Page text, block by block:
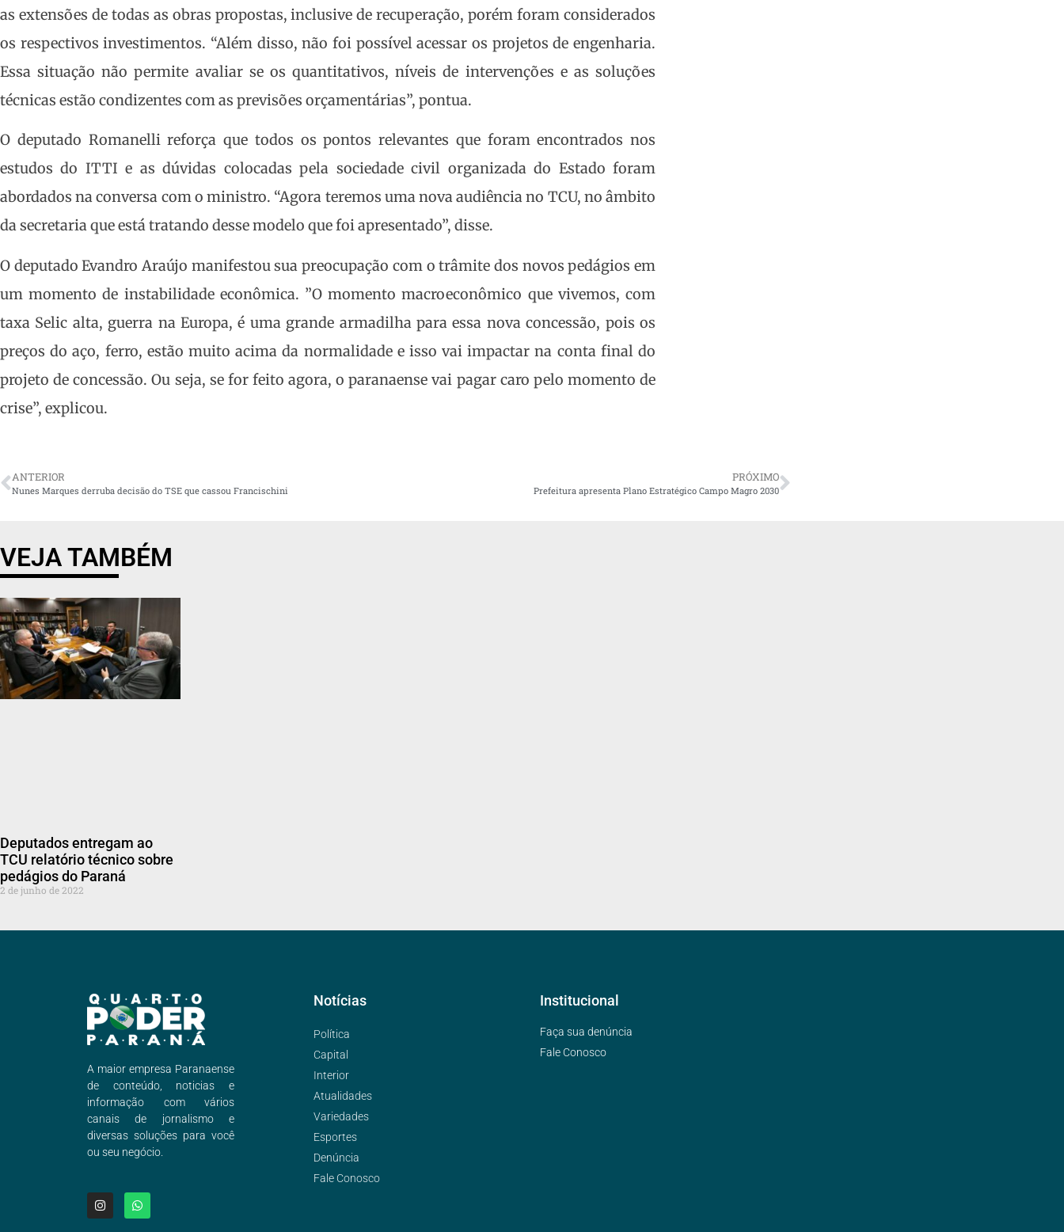
as extensões de todas as obras propostas, inclusive de recuperação, porém foram considerados
os respectivos investimentos. “Além disso, não foi possível acessar os projetos de engenharia.
Essa situação não permite avaliar se os quantitativos, níveis de intervenções e as soluções
técnicas estão condizentes com as previsões orçamentárias”, pontua.
O deputado Romanelli reforça que todos os pontos relevantes que foram encontrados nos
estudos do ITTI e as dúvidas colocadas pela sociedade civil organizada do Estado foram
abordados na conversa com o ministro. “Agora teremos uma nova audiência no TCU, no âmbito
da secretaria que está tratando desse modelo que foi apresentado”, disse.
O deputado Evandro Araújo manifestou sua preocupação com o trâmite dos novos pedágios em
um momento de instabilidade econômica. ”O momento macroeconômico que vivemos, com
taxa Selic alta, guerra na Europa, é uma grande armadilha para essa nova concessão, pois os
preços do aço, ferro, estão muito acima da normalidade e isso vai impactar na conta final do
projeto de concessão. Ou seja, se for feito agora, o paranaense vai pagar caro pelo momento de
crise”, explicou.
ANTERIOR
Nunes Marques derruba decisão do TSE que cassou Francischini
PRÓXIMO
Prefeitura apresenta Plano Estratégico Campo Magro 2030
VEJA TAMBÉM
Deputados entregam ao
TCU relatório técnico sobre
pedágios do Paraná
2 de junho de 2022
A maior empresa Paranaense
de conteúdo, noticias e
informação com vários
canais de jornalismo e
diversas soluções para você
ou seu negócio.
Notícias
Política
Capital
Interior
Atualidades
Variedades
Esportes
Denúncia
Fale Conosco
Institucional
Faça sua denúncia
Fale Conosco